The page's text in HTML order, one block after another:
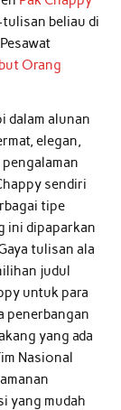
beliau di
Orang
dalam alunan
elegan,
sendiri
tipe
ini dipaparkan
tulisan ala
judul
untuk para
penerbangan
yang ada
Nasional
yang mudah